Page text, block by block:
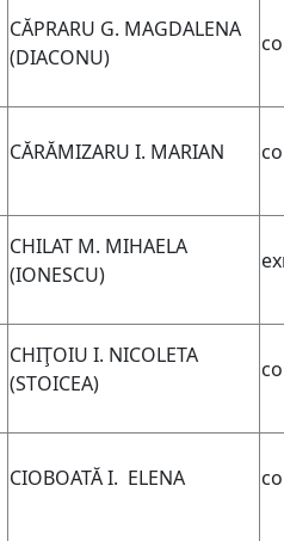
CĂPRARU G. MAGDALENA
(DIACONU)
CĂRĂMIZARU I. MARIAN
CHILAT M. MIHAELA
(IONESCU)
CHIŢOIU I. NICOLETA
(STOICEA)
CIOBOATĂ I. ELENA